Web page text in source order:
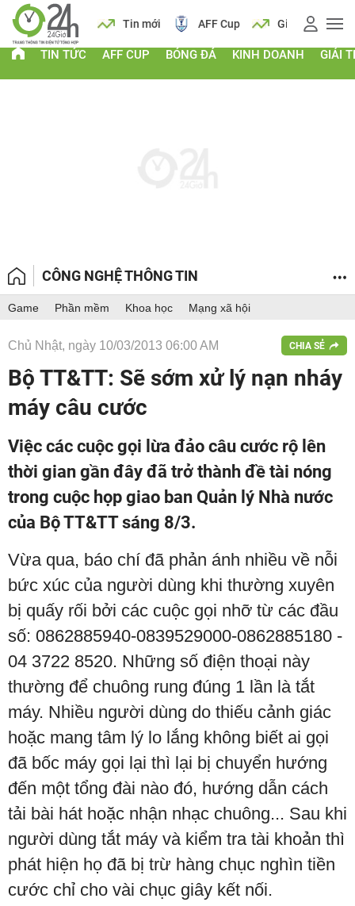
Lịch Tin mới AFF Cup Giá vàng
TIN TỨC AFF CUP BÓNG ĐÁ KINH DOANH GIẢI
CÔNG NGHỆ THÔNG TIN
Game Phần mềm Khoa học Mạng xã hội
Chủ Nhật, ngày 10/03/2013 06:00 AM CHIA SẺ
Bộ TT&TT: Sẽ sớm xử lý nạn nháy
máy câu cước
Việc các cuộc gọi lừa đảo câu cước rộ lên
thời gian gần đây đã trở thành đề tài nóng
trong cuộc họp giao ban Quản lý Nhà nước
của Bộ TT&TT sáng 8/3.
Vừa qua, báo chí đã phản ánh nhiều về nỗi
bức xúc của người dùng khi thường xuyên
bị quấy rối bởi các cuộc gọi nhỡ từ các đầu
số: 0862885940-0839529000-0862885180 -
04 3722 8520. Những số điện thoại này
thường để chuông rung đúng 1 lần là tắt
máy. Nhiều người dùng do thiếu cảnh giác
hoặc mang tâm lý lo lắng không biết ai gọi
đã bốc máy gọi lại thì lại bị chuyển hướng
đến một tổng đài nào đó, hướng dẫn cách
tải bài hát hoặc nhận nhạc chuông... Sau khi
người dùng tắt máy và kiểm tra tài khoản thì
phát hiện họ đã bị trừ hàng chục nghìn tiền
cước chỉ cho vài chục giây kết nối.